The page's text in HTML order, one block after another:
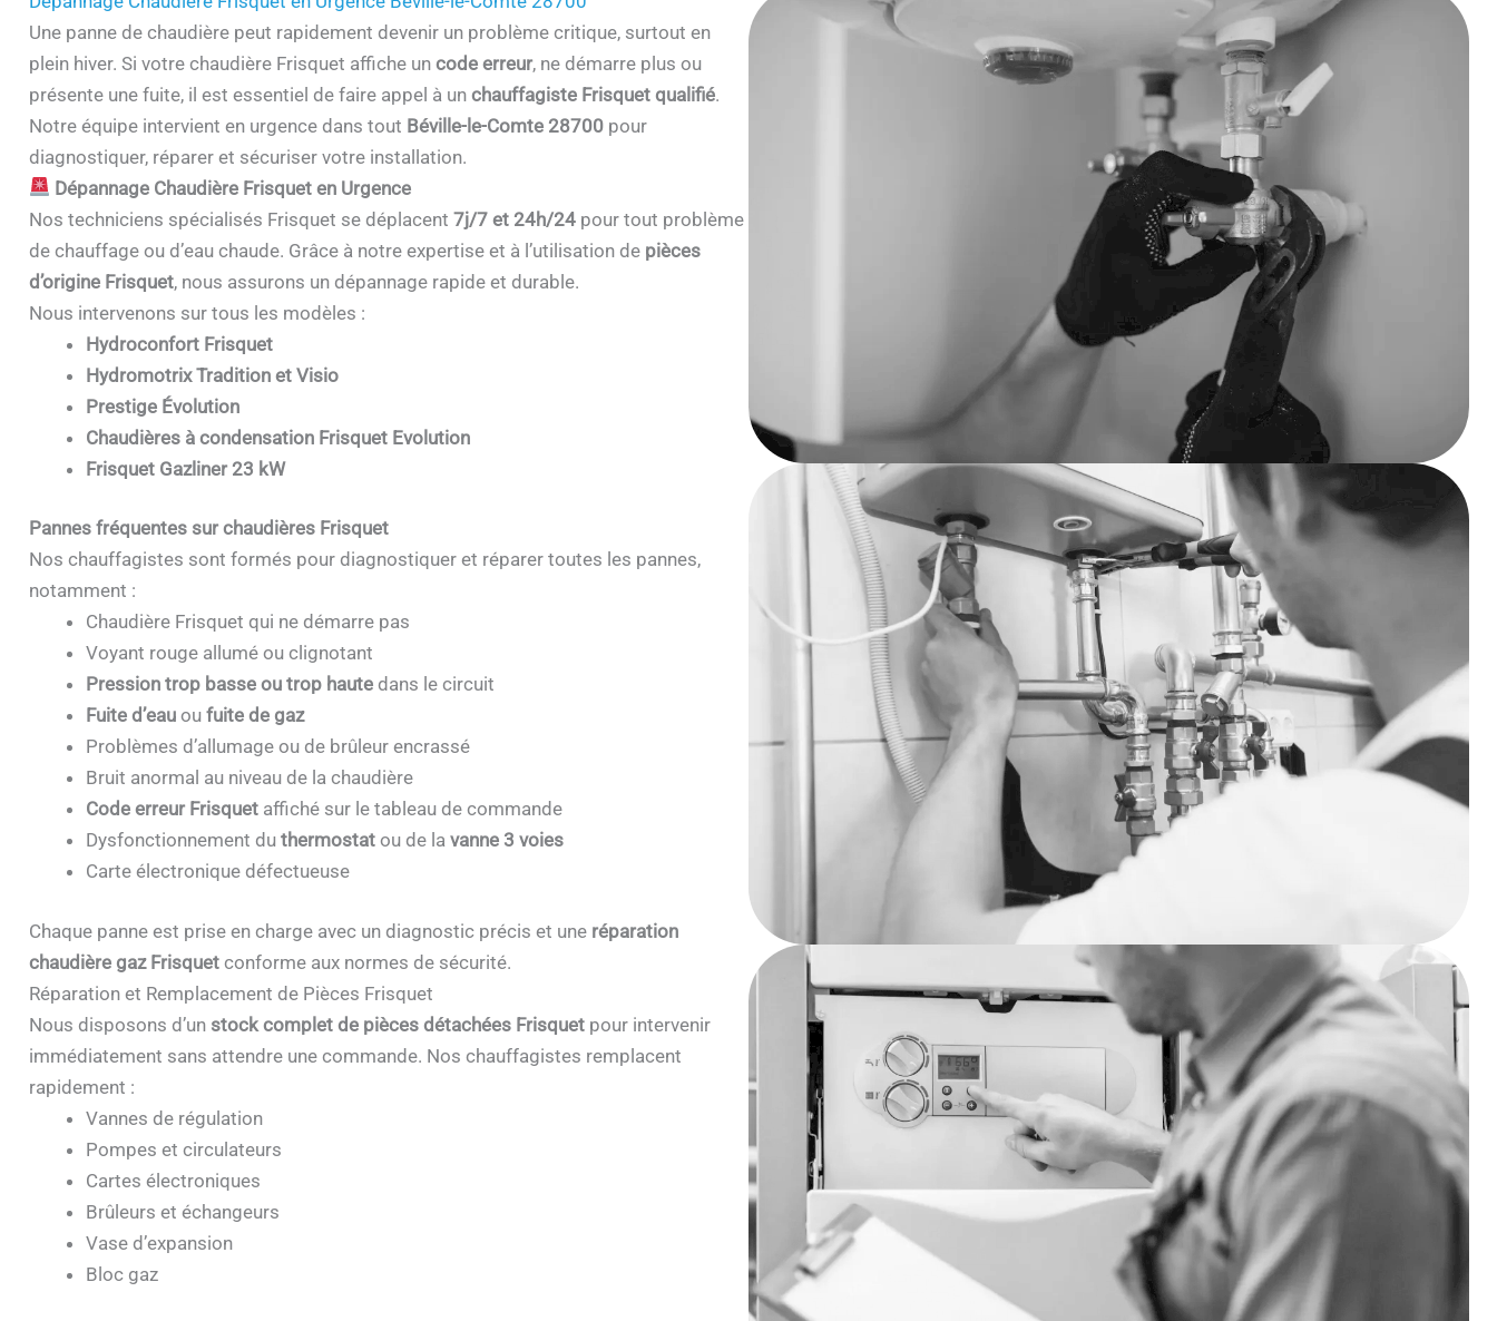
Une panne de chaudière peut rapidement devenir un problème critique, surtout en
plein hiver. Si votre chaudière Frisquet affiche un code erreur, ne démarre plus ou
présente une fuite, il est essentiel de faire appel à un chauffagiste Frisquet qualifié.
Notre équipe intervient en urgence dans tout Béville-le-Comte 28700 pour
diagnostiquer, réparer et sécuriser votre installation.
Dépannage Chaudière Frisquet en Urgence
Nos techniciens spécialisés Frisquet se déplacent 7j/7 et 24h/24pour tout problème
de chauffage ou d’eau chaude. Grâce à notre expertise et à l’utilisation de pièces
d’origine Frisquet, nous assurons un dépannage rapide et durable.
Nous intervenons sur tous les modèles :
Hydroconfort Frisquet
Hydromotrix Tradition et Visio
Prestige Évolution
Chaudières à condensation Frisquet Evolution
Frisquet Gazliner 23 kW
Pannes fréquentes sur chaudières Frisquet
Nos chauffagistes sont formés pour diagnostiquer et réparer toutes les pannes,
notamment :
Chaudière Frisquet qui ne démarre pas
Voyant rouge allumé ou clignotant
Pression trop basse ou trop hautedans le circuit
Fuite d’eauou fuite de gaz
Problèmes d’allumage ou de brûleur encrassé
Bruit anormal au niveau de la chaudière
Code erreur Frisquetaffiché sur le tableau de commande
Dysfonctionnement du thermostatou de la vanne 3 voies
Carte électronique défectueuse
Chaque panne est prise en charge avec un diagnostic précis et une réparation
chaudière gaz Frisquetconforme aux normes de sécurité.
Réparation et Remplacement de Pièces Frisquet
Nous disposons d’un stock complet de pièces détachées Frisquetpour intervenir
immédiatement sans attendre une commande. Nos chauffagistes remplacent
rapidement :
Vannes de régulation
Pompes et circulateurs
Cartes électroniques
Brûleurs et échangeurs
Vase d’expansion
Bloc gaz